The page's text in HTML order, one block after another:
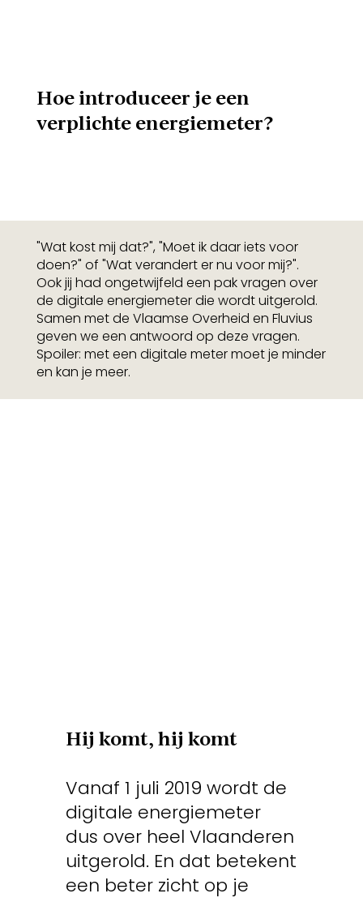
Hoe introduceer je een
verplichte energiemeter?
Hij komt, hij komt
Vanaf 1 juli 2019 wordt de
digitale energiemeter
dus over heel Vlaanderen
uitgerold. En dat betekent
een beter zicht op je
"Wat kost mij dat?", "Moet ik daar iets voor
doen?" of "Wat verandert er nu voor mij?".
Ook jij had ongetwijfeld een pak vragen over
de digitale energiemeter die wordt uitgerold.
Samen met de Vlaamse Overheid en Fluvius
geven we een antwoord op deze vragen.
Spoiler: met een digitale meter moet je minder
en kan je meer.